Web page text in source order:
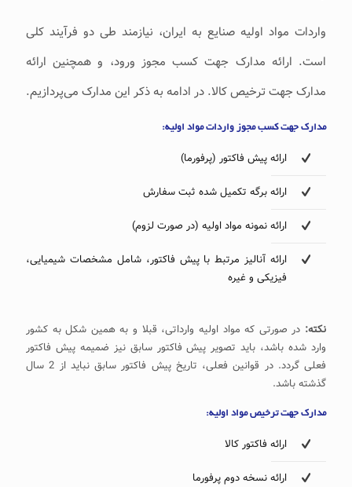
واردات مواد اولیه صنایع به ایران، نیازمند طی دو فرآیند کلی
است. ارائه مدارک جهت کسب مجوز ورود، و همچنین ارائه
مدارک جهت ترخیص کالا. در ادامه به ذکر این مدارک می‌پردازیم.
مدارک جهت کسب مجوز واردات مواد اولیه:
ارائه پیش فاکتور (پرفورما)
ارائه برگه تکمیل شده ثبت سفارش
ارائه نمونه مواد اولیه (در صورت لزوم)
ارائه آنالیز مرتبط با پیش فاکتور، شامل مشخصات شیمیایی،
فیزیکی و غیره
نکته: در صورتی که مواد اولیه وارداتی، قبلا و به همین شکل به کشور
وارد شده باشد، باید تصویر پیش فاکتور سابق نیز ضمیمه پیش فاکتور
فعلی گردد. در قوانین فعلی، تاریخ پیش فاکتور سابق نباید از 2 سال
گذشته باشد.
مدارک جهت ترخیص مواد اولیه:
ارائه فاکتور کالا
ارائه نسخه دوم پرفورما